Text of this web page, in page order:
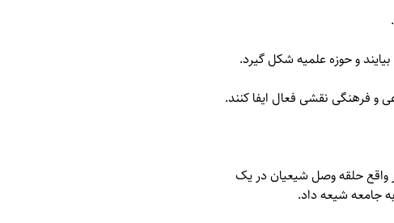
و حوزه علمیه شکل گیرد.
و فرهنگی نقشی فعال ایفا کنند.
واقع حلقه وصل شیعیان در یک
جامعه شیعه داد.